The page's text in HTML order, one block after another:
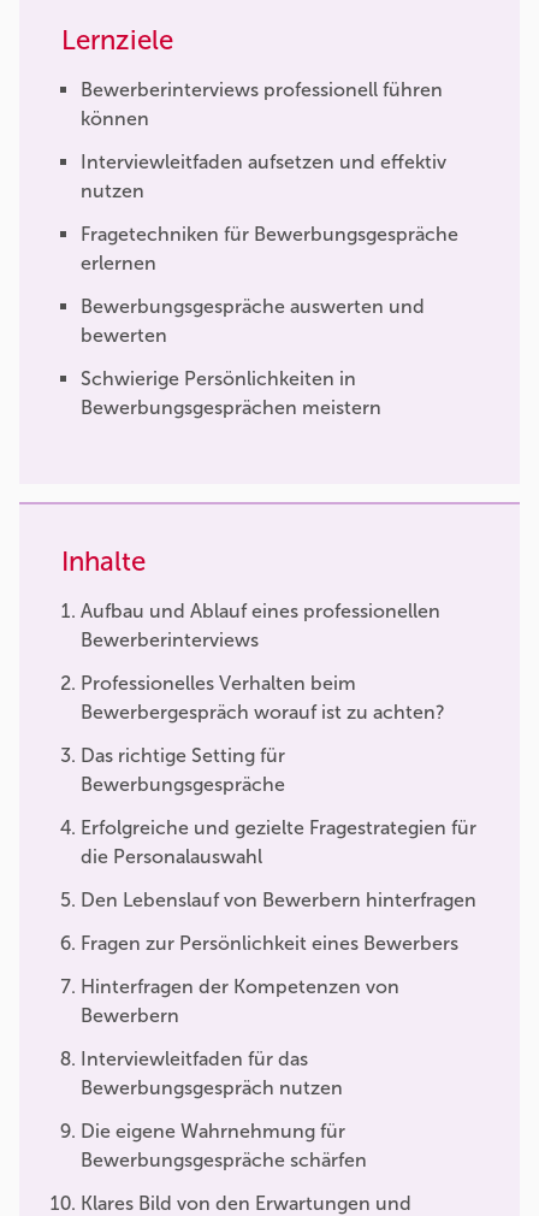
Lernziele
Bewerberinterviews professionell führen
können
Interviewleitfaden aufsetzen und effektiv
nutzen
Fragetechniken für Bewerbungsgespräche
erlernen
Bewerbungsgespräche auswerten und
bewerten
Schwierige Persönlichkeiten in
Bewerbungsgesprächen meistern
Inhalte
Aufbau und Ablauf eines professionellen
Bewerberinterviews
Professionelles Verhalten beim
Bewerbergespräch worauf ist zu achten?
Das richtige Setting für
Bewerbungsgespräche
Erfolgreiche und gezielte Fragestrategien für
die Personalauswahl
Den Lebenslauf von Bewerbern hinterfragen
Fragen zur Persönlichkeit eines Bewerbers
Hinterfragen der Kompetenzen von
Bewerbern
Interviewleitfaden für das
Bewerbungsgespräch nutzen
Die eigene Wahrnehmung für
Bewerbungsgespräche schärfen
Klares Bild von den Erwartungen und